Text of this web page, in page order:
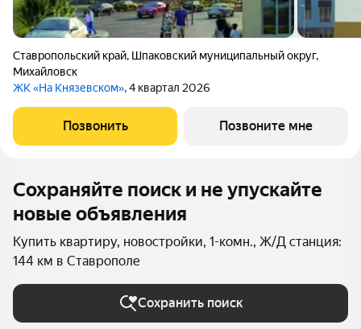
Ставропольский край, Шпаковский муниципальный округ,
Михайловск
ЖК «На Князевском», 4 квартал 2026
Позвонить Позвоните мне
Сохраняйте поиск и не упускайте
новые объявления
Купить квартиру, новостройки, 1-комн., Ж/Д станция:
144 км в Ставрополе
Сохранить поиск